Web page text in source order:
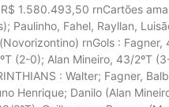
1.580.493,50 rnCartões
Paulinho, Fahel, Rayllan,
rnGols : Fagner,
(2-0); Alan Mineiro, 43/2ºT
: Walter; Fagner,
Henrique; Danilo (Alan